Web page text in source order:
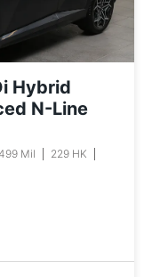
Hybrid
N-Line
Mil
229 HK